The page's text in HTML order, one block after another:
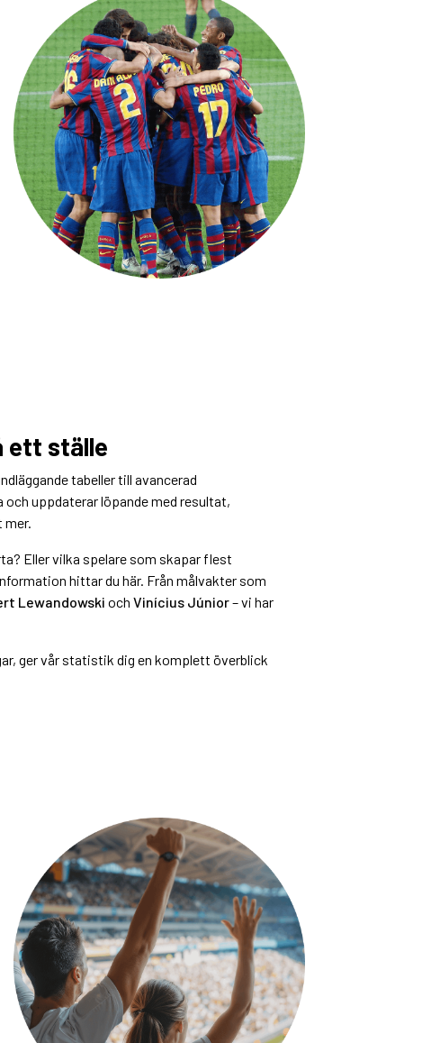
ett ställe
tabeller till avancerad
uppdaterar löpande med resultat,
mer.
Eller vilka spelare som skapar flest
hittar du här. Från målvakter som
Lewandowski och Vinícius Júnior– vi har
ger vår statistik dig en komplett överblick